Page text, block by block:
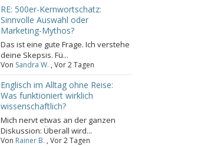
RE: 500er-Kernwortschatz:
Sinnvolle Auswahl oder
Marketing-Mythos?
Das ist eine gute Frage. Ich verstehe
deine Skepsis. Fü...
Von Sandra W. , Vor 2 Tagen
Englisch im Alltag ohne Reise:
Was funktioniert wirklich
wissenschaftlich?
Mich nervt etwas an der ganzen
Diskussion: Überall wird...
Von Rainer B. , Vor 2 Tagen